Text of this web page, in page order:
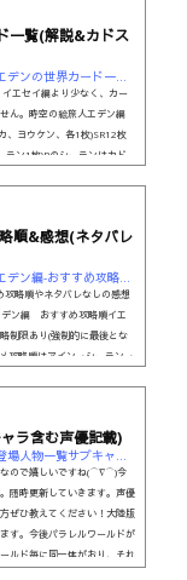
一覧(解説&カドス
https://otokuniyuga.com/時空の絵旅人エデンの世界カード一覧解説カドス
エセイ編より少なく、カー
ん。時空の絵旅人エデン編
、ヨウケン、各1枚)SR12枚
ラン1枚)Rのシーランはカド
てカドストがつきます。時
順&感想(ネタバレ
https://otokuniyuga.com/時空の絵旅人エデン編-おすすめ攻略順感想ネタ
攻略順やネタバレなしの感想
ン編 おすすめ攻略順イエ
制限あり(強制的に最後とな
攻略順はアイン→シーラン→
ですが、ロカはロタツの直前
ラ含む声優記載)
https://otokuniyuga.com/時空の絵旅人登場人物一覧サブキャラ含む声優記
なので嬉しいですね(⌒∇⌒)今
随時更新していきます。声優
ぜひ教えてください！大陸版
す。今後パラレルワールドが
ルド毎に同一体がおり、それ